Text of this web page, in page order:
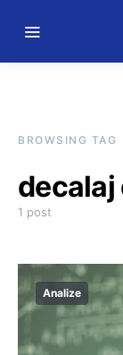
BROWSING TAG
decalaj
1 post
Analize